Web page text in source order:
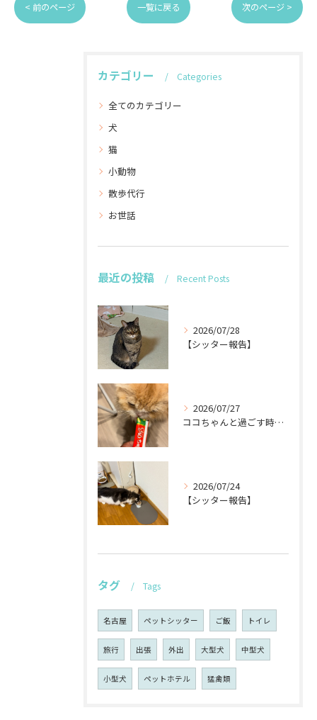
< 前のページ 一覧に戻る 次のページ >
カテゴリー Categories
全てのカテゴリー
犬
猫
小動物
散歩代行
お世話
最近の投稿 Recent Posts
2026/07/28
【シッター報告】
2026/07/27
ココちゃんと過ごす時間が待ち遠しい！🐾
2026/07/24
【シッター報告】
タグ Tags
名古屋 ペットシッター ご飯 トイレ
旅行 出張 外出 大型犬 中型犬
小型犬 ペットホテル 猛禽類